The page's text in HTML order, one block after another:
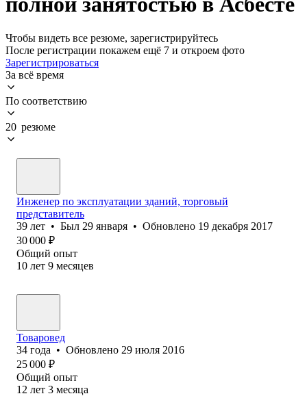
Чтобы видеть все резюме, зарегистрируйтесь
После регистрации покажем ещё 7 и откроем фото
Зарегистрироваться
За всё время
По соответствию
20 резюме
Инженер по эксплуатации зданий, торговый
представитель
39 лет • Был 29 января • Обновлено 19 декабря 2017
30 000 ₽
Общий опыт
10 лет 9 месяцев
Товаровед
34 года • Обновлено 29 июля 2016
25 000 ₽
Общий опыт
12 лет 3 месяца